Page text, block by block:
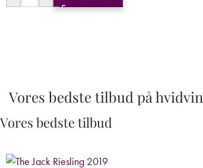
Vores bedste tilbud på hvidvin
Vores bedste tilbud